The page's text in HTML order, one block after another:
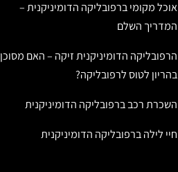
אוכל מקומי ברפובליקה הדומיניקנית –
המדריך השלם
הרפובליקה הדומיניקנית זיקה – האם מסוכן
בהריון לטוס לרפובליקה?
השכרת רכב ברפובליקה הדומיניקנית
חיי לילה ברפובליקה הדומיניקנית